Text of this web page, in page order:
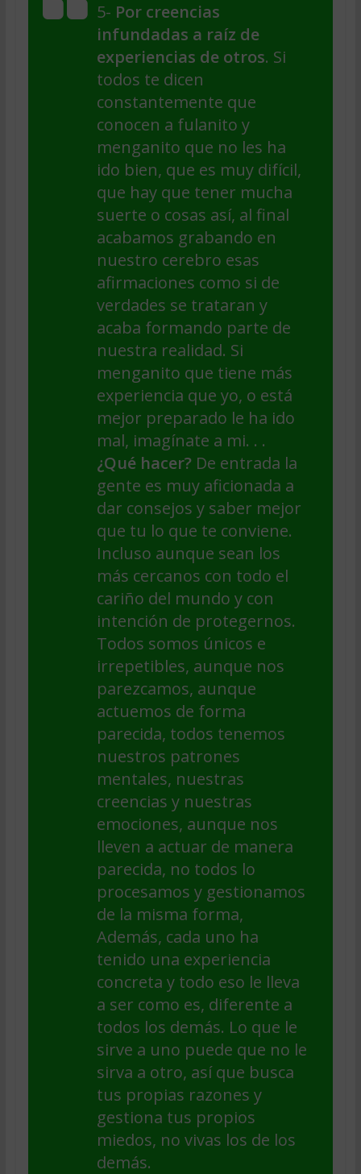
5- Por creencias
infundadas a raíz de
experiencias de otros. Si
todos te dicen
constantemente que
conocen a fulanito y
menganito que no les ha
ido bien, que es muy difícil,
que hay que tener mucha
suerte o cosas así, al final
acabamos grabando en
nuestro cerebro esas
afirmaciones como si de
verdades se trataran y
acaba formando parte de
nuestra realidad. Si
menganito que tiene más
experiencia que yo, o está
mejor preparado le ha ido
mal, imagínate a mi. . .
¿Qué hacer?De entrada la
gente es muy aficionada a
dar consejos y saber mejor
que tu lo que te conviene.
Incluso aunque sean los
más cercanos con todo el
cariño del mundo y con
intención de protegernos.
Todos somos únicos e
irrepetibles, aunque nos
parezcamos, aunque
actuemos de forma
parecida, todos tenemos
nuestros patrones
mentales, nuestras
creencias y nuestras
emociones, aunque nos
lleven a actuar de manera
parecida, no todos lo
procesamos y gestionamos
de la misma forma,
Además, cada uno ha
tenido una experiencia
concreta y todo eso le lleva
a ser como es, diferente a
todos los demás. Lo que le
sirve a uno puede que no le
sirva a otro, así que busca
tus propias razones y
gestiona tus propios
miedos, no vivas los de los
demás.